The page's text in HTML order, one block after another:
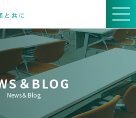
＆BLOG
News＆Blog